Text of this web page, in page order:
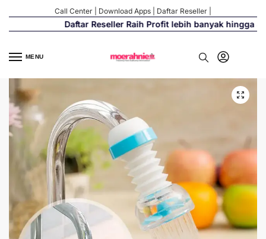
Call Center Download Apps Daftar Reseller
Daftar Reseller Raih Profit lebih banyak hingga 500%
MENU